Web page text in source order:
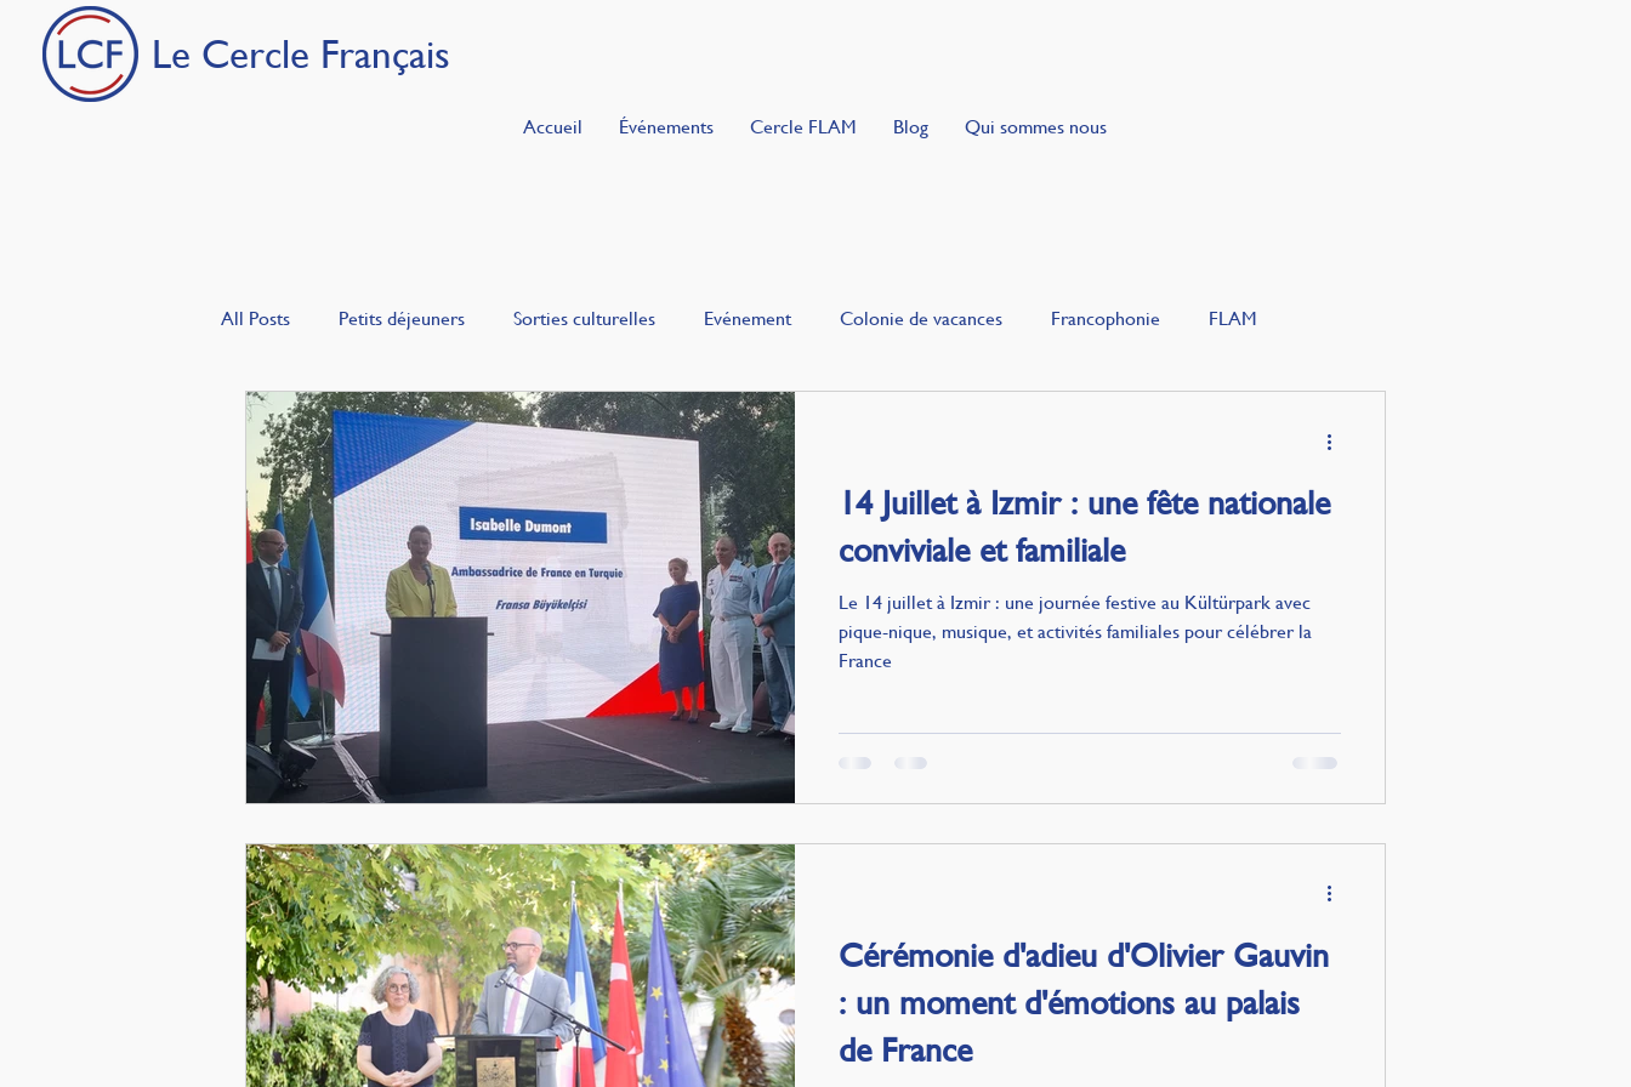
Le Cercle Français
Accueil Événements Cercle FLAM Blog Qui sommes nous
All Posts Petits déjeuners Sorties culturelles Evénement Colonie de vacances Francophonie FLAM
La Bulle Les Français en Turquie Gourmandise
14 Juillet à Izmir : une fête nationale
conviviale et familiale
Le 14 juillet à Izmir : une journée festive au Kültürpark avec
pique-nique, musique, et activités familiales pour célébrer la
France
Cérémonie d'adieu d'Olivier Gauvin
: un moment d'émotions au palais
de France